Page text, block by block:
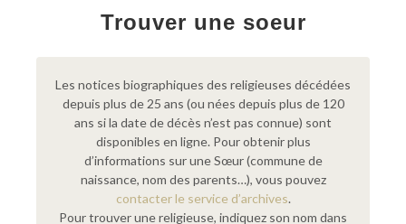
Trouver une soeur
Les notices biographiques des religieuses décédées
depuis plus de 25 ans (ou nées depuis plus de 120
ans si la date de décès n’est pas connue) sont
disponibles en ligne. Pour obtenir plus
d’informations sur une Sœur (commune de
naissance, nom des parents…), vous pouvez
contacter le service d’archives.
Pour trouver une religieuse, indiquez son nom dans